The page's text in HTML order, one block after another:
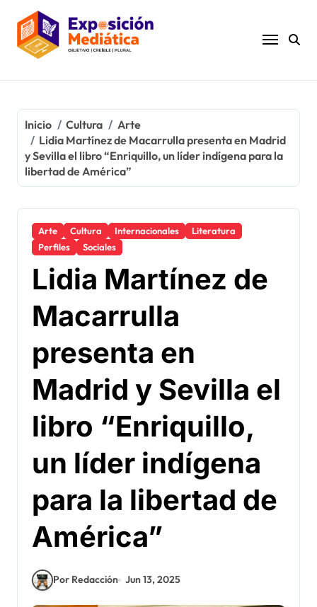
contenido
Inicio Cultura
Arte
Lidia Martínez de Macarrulla presenta en Madrid
y Sevilla el libro “Enriquillo, un líder indígena para la
libertad de América”
Arte Cultura Internacionales
Literatura
Perfiles
Sociales
Lidia Martínez de
Macarrulla
presenta en
Madrid y Sevilla el
libro “Enriquillo,
un líder indígena
para la libertad de
América”
Por Redacción Jun 13, 2025